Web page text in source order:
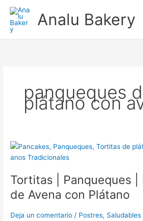
contenido
Analu Bakery
panqueques
plátano con
Tortitas | Panqueques |
de Avena con Plátano
Deja un comentario / Postres, Saludables
Tortitas
|
|
Pancakes
de
Avena